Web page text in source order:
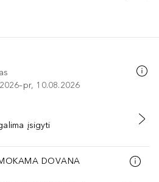
10.08.2026
Į KREPŠELĮ
įsigyti
DOVANA